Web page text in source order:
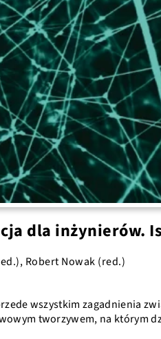
dla inżynierów.
Robert Nowak (red.)
wszystkim zagadnienia
tworzywem, na którym